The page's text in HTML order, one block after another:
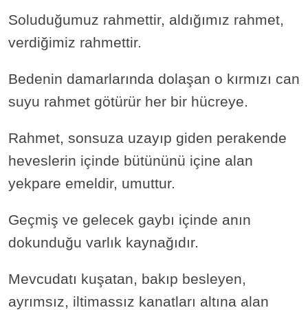
Soluduğumuz rahmettir, aldığımız rahmet,
verdiğimiz rahmettir.
Bedenin damarlarında dolaşan o kırmızı can
suyu rahmet götürür her bir hücreye.
Rahmet, sonsuza uzayıp giden perakende
heveslerin içinde bütününü içine alan
yekpare emeldir, umuttur.
Geçmiş ve gelecek gaybı içinde anın
dokunduğu varlık kaynağıdır.
Mevcudatı kuşatan, bakıp besleyen,
ayrımsız, iltimassız kanatları altına alan